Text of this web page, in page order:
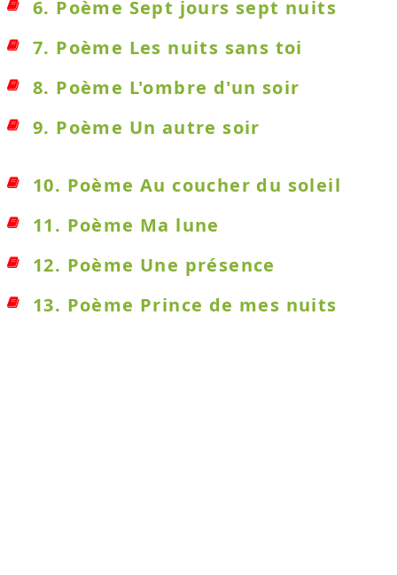
6. Poème Sept jours sept nuits
7. Poème Les nuits sans toi
8. Poème L'ombre d'un soir
9. Poème Un autre soir
10. Poème Au coucher du soleil
11. Poème Ma lune
12. Poème Une présence
13. Poème Prince de mes nuits